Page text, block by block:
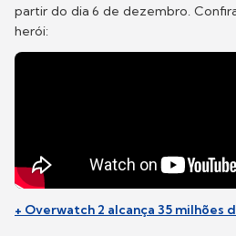
partir do dia 6 de dezembro.
herói:
+ Overwatch 2 alcança 35 milhões